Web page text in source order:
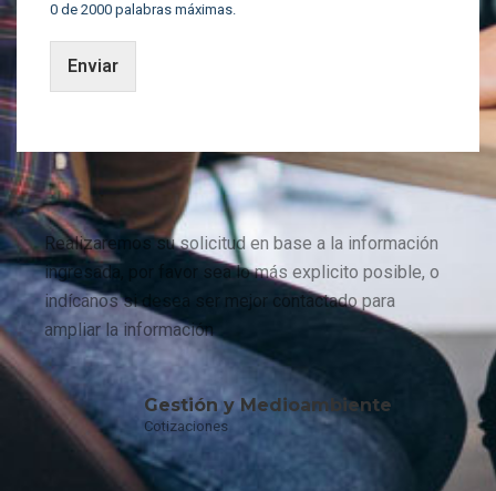
0 de 2000 palabras máximas.
Enviar
Realizaremos su solicitud en base a la información
ingresada, por favor sea lo más explicito posible, o
indícanos si desea ser mejor contactado para
ampliar la información
Gestión y Medioambiente
Cotizaciones